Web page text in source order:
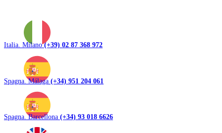
Italia. Milano(+39) 02 87 368 972
Spagna. Málaga (+34) 951 204 061
Spagna. Barcellona (+34) 93 018 6626